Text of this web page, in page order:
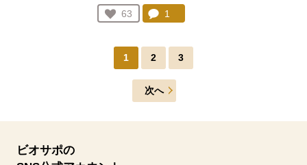
お気に入り登録：
63
人が登録
コメント：
1
1 2 3
次へ
ビオサポの